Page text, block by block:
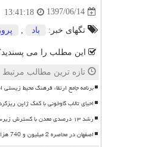
1397/06/14
13:41:18
تگهای خبر: باد
این مطلب را می
تازه ترین مطالب مرتبط
برنامه جامع ارتقاء فرهنگ محیط
احیای تالاب گاوخونی با کمک ژاپن
رشد ۱۳ درصدی معدن با گسترش زیرساخت های دیجیتال ۳ معدن هوشمند می شوند
اصفهان در محاصره 2 میلیون و 740 هزار هکتار مناطق غبارخیز است